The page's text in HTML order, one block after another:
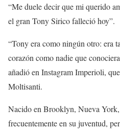
“Me duele decir que mi querido
el gran Tony Sirico falleció hoy”.
“Tony era como ningún otro: era
corazón como nadie que
añadió en Instagram Imperioli,
Moltisanti.
Nacido en Brooklyn, Nueva
frecuentemente en su juventud,